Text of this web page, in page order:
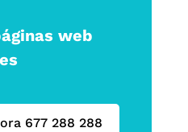
web
677 288 288